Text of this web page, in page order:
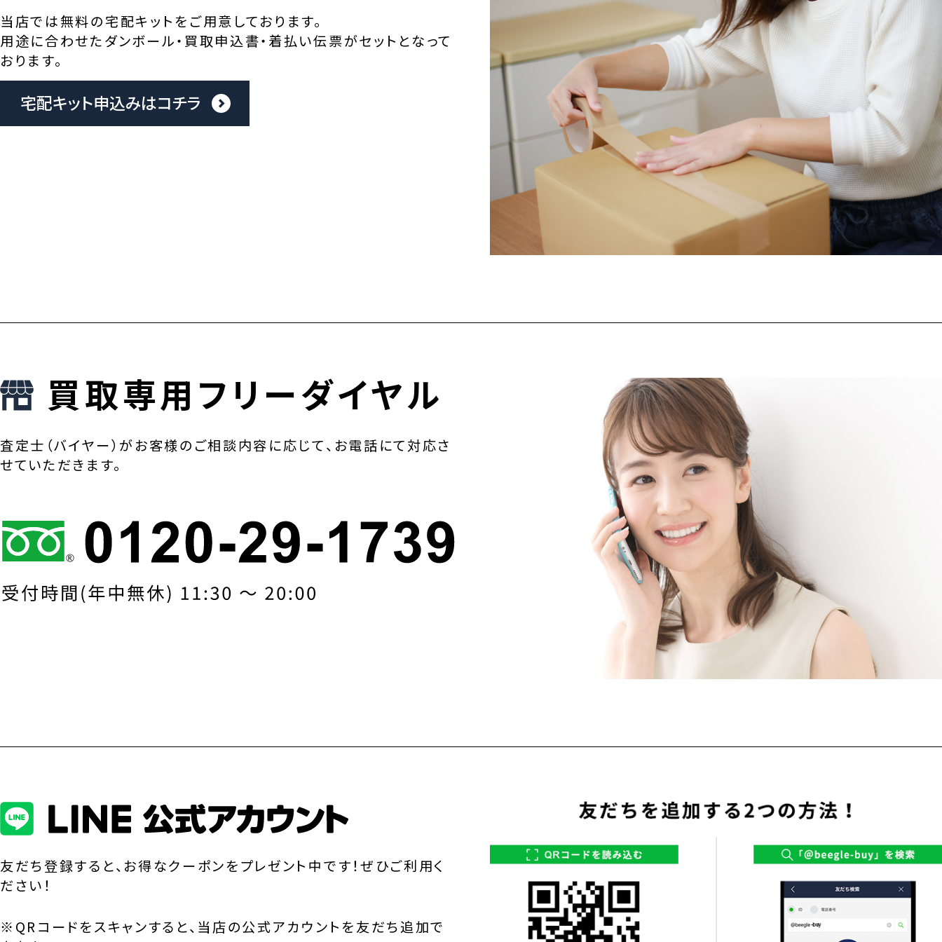
当店では無料の宅配キットをご用意しております。
用途に合わせたダンボール・買取申込書・着払い伝票がセットとなって
おります。
宅配キット申込みはコチラ
買取専用フリーダイヤル
査定士（バイヤー）がお客様のご相談内容に応じて、お電話にて対応さ
せていただきます。
友だち登録すると、お得なクーポンをプレゼント中です！ぜひご利用く
ださい！
※QRコードをスキャンすると、当店の公式アカウントを友だち追加で